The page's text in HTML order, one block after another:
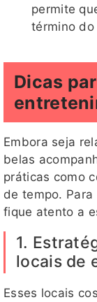
permite
término
Dicas
Embora seja
belas
práticas como
de tempo.
fique atento a
1.
locais de
Esses locais